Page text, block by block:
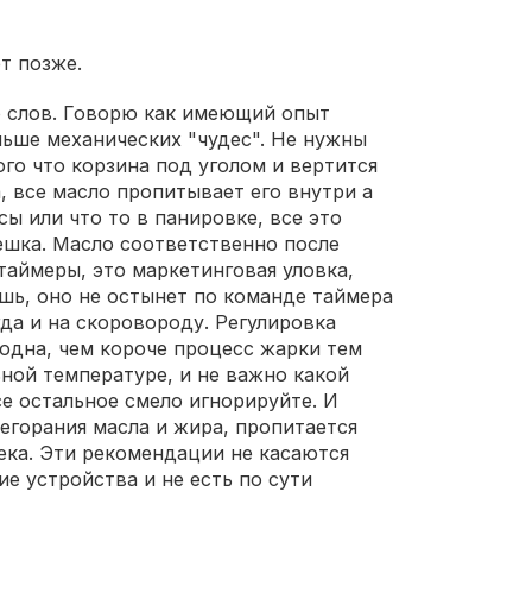
позже.
слов. Говорю как имеющий опыт
механических "чудес". Не нужны
что корзина под уголом и вертится
все масло пропитывает его внутри а
или что то в панировке, все это
Масло соответственно после
это маркетинговая уловка,
оно не остынет по команде таймера
и на скоровороду. Регулировка
чем короче процесс жарки тем
температуре, и не важно какой
остальное смело игнорируйте. И
масла и жира, пропитается
Эти рекомендации не касаются
устройства и не есть по сути